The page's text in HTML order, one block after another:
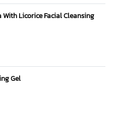
Licorice Facial Cleansing
Gel